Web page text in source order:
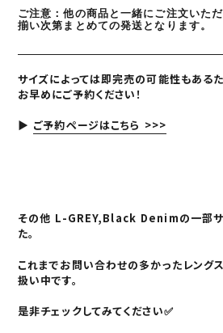
ご注意：他の商品と一緒にご注文いた
揃い次第まとめての発送となります。
サイズによっては即完売の可能性もある
お早めにご予約ください！
▶ ご予約ページはこちら >>>
その他 L-GREY,Black Denimの一部
た。
これまでお問い合わせの多かったレング
扱い中です。
是非チェックしてみてください✅